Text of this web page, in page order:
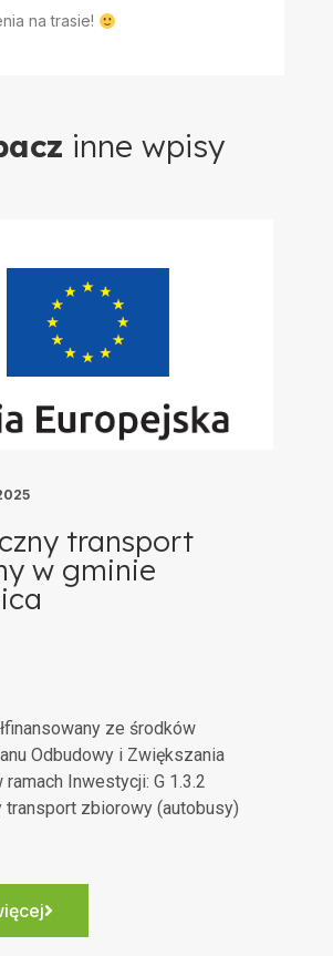
na trasie!
inne wpisy
transport
w gminie
ze środków
Odbudowy i Zwiększania
Inwestycji: G 1.3.2
transport zbiorowy (autobusy)